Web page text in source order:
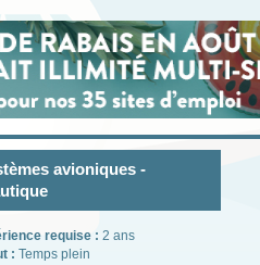
avioniques -
requise : 2 ans
: Temps plein